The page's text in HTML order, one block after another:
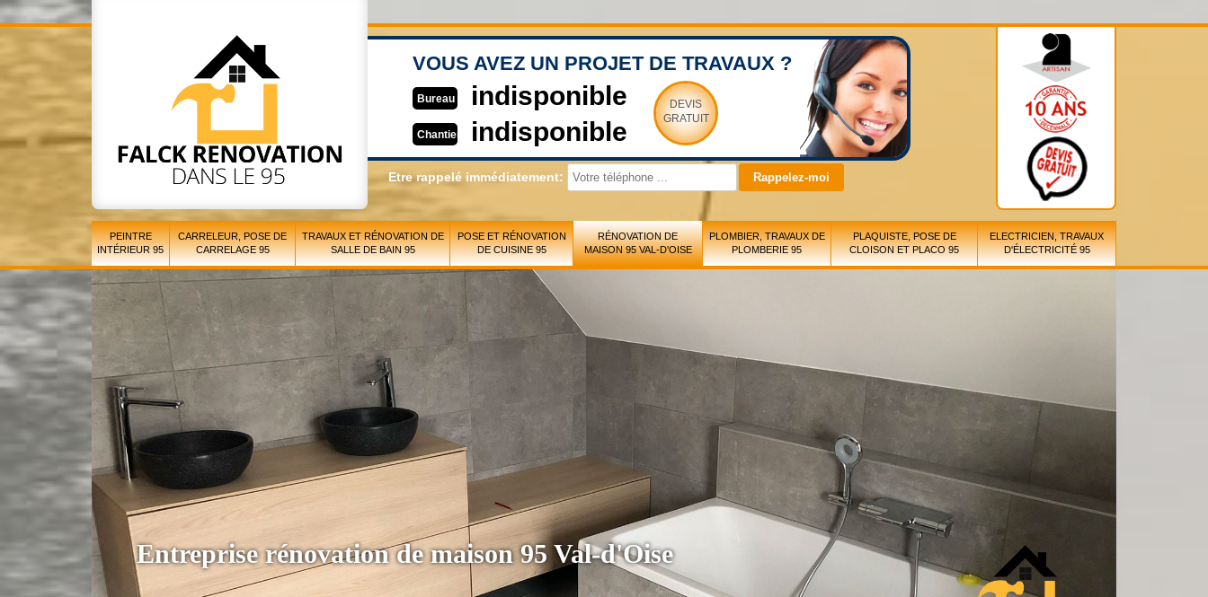
VOUS AVEZ UN PROJET DE TRAVAUX ?
Bureau indisponible
Chantier indisponible
DEVIS
GRATUIT
Etre rappelé immédiatement:
PEINTRE
INTÉRIEUR 95
CARRELEUR, POSE DE
CARRELAGE 95
TRAVAUX ET RÉNOVATION DE
SALLE DE BAIN 95
POSE ET RÉNOVATION
DE CUISINE 95
RÉNOVATION DE
MAISON 95 VAL-D'OISE
PLOMBIER, TRAVAUX DE
PLOMBERIE 95
PLAQUISTE, POSE DE
CLOISON ET PLACO 95
ELECTRICIEN, TRAVAUX
D'ÉLECTRICITÉ 95
Entreprise rénovation de maison 95 Val-d'Oise